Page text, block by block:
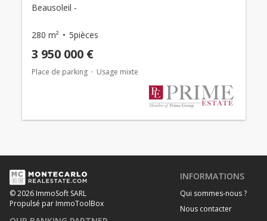
Beausoleil -
280 m² 5pièces
3 950 000 €
Place de parking Usage mixte
© 2026 ImmoSoft SARL
Propulsé par ImmoToolBox
INFORMATIONS
Qui sommes-nous ?
Nous contacter